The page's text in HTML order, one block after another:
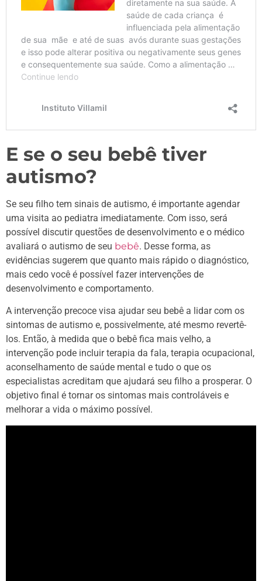
E se o seu bebê tiver
autismo?
Se seu filho tem sinais de autismo, é importante agendar
uma visita ao pediatra imediatamente. Com isso, será
possível discutir questões de desenvolvimento e o médico
avaliará o autismo de seu bebê. Desse forma, as
evidências sugerem que quanto mais rápido o diagnóstico,
mais cedo você é possível fazer intervenções de
desenvolvimento e comportamento.
A intervenção precoce visa ajudar seu bebê a lidar com os
sintomas de autismo e, possivelmente, até mesmo revertê-
los. Então, à medida que o bebê fica mais velho, a
intervenção pode incluir terapia da fala, terapia ocupacional,
aconselhamento de saúde mental e tudo o que os
especialistas acreditam que ajudará seu filho a prosperar. O
objetivo final é tornar os sintomas mais controláveis ​​e
melhorar a vida o máximo possível.